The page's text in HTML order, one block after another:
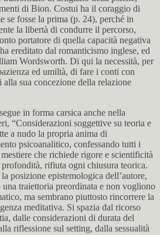
di Bion. Costui ha il coraggio di
se fosse la prima (p. 24), perché in
la libertà di condurre il percorso,
portatore di quella capacità negativa
ereditato dal romanticismo inglese, ed
Wordsworth. Di qui la necessità, per
ed umiltà, di fare i conti con
sua concezione della relazione
in forma carsica anche nella
“Considerazioni soggettive su teoria e
a nudo la propria anima di
psicoanalitico, confessando tutti i
che richiede rigore e scientificità
profondità, rifiuta ogni chiusura teorica.
posizione epistemologica dell’autore,
traiettoria preordinata e non vogliono
ma sembrano piuttosto rincorrere la
meditativa. Si spazia dal ricorso
dalle considerazioni di durata del
riflessione sul setting, dalla sessualità